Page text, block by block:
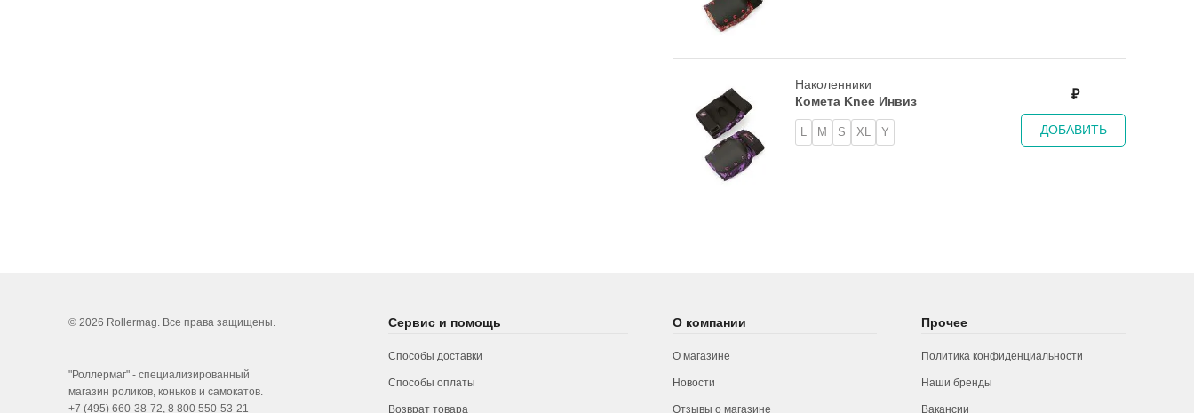
Наколенники
Комета Knee Инвиз
M S XL Y
₽
ДОБАВИТЬ
© 2026 Rollermag. Все права защищены.
"Роллермаг" - специализированный
магазин роликов, коньков и самокатов.
+7 (495) 660-38-72, 8 800 550-53-21
Сервис и помощь
Способы доставки
Способы оплаты
Возврат товара
О компании
О магазине
Новости
Отзывы о магазине
Прочее
Политика конфиденциальности
Наши бренды
Вакансии